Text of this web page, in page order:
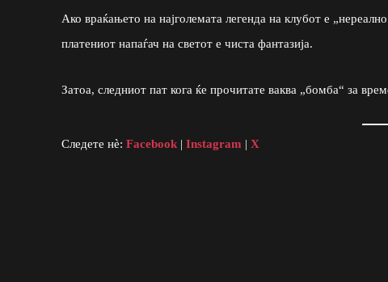
Ако враќањето на најголемата легенда на клубот е
платениот напаѓач на светот е чиста фантазија.
Затоа, следниот пат кога ќе прочитате ваква „бомба“ за
Следете нè: Facebook | Instagram | X